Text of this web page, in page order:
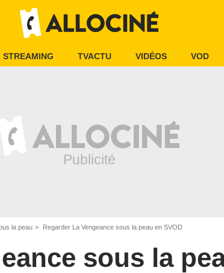
STREAMING TVACTU VIDÉOS VOD
la peau Regarder La Vengeance sous la peau en SVOD
sous la